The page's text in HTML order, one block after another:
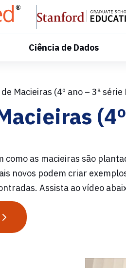
Ciência de Dados
Macieiras (4º ano – 3ª série
como as macieiras são
novos podem criar
Assista ao vídeo